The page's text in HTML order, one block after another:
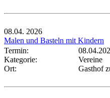
08.04. 2026
Malen und Basteln mit Kindern
Termin:
Kategorie:
Vereine
Ort:
Gasthof